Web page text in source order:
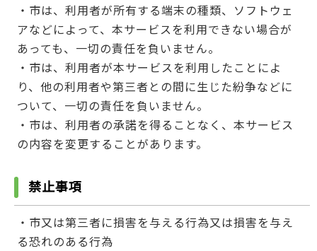
・市は、利用者が所有する端末の種類、ソフトウェ
アなどによって、本サービスを利用できない場合が
あっても、一切の責任を負いません。
・市は、利用者が本サービスを利用したことによ
り、他の利用者や第三者との間に生じた紛争などに
ついて、一切の責任を負いません。
・市は、利用者の承諾を得ることなく、本サービス
の内容を変更することがあります。
禁止事項
・市又は第三者に損害を与える行為又は損害を与え
る恐れのある行為